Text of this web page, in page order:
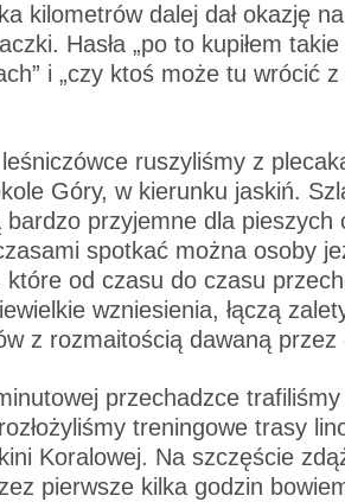
kilometrów dalej dał okazję
Hasła „po to kupiłem
i „czy ktoś może tu wrócić z
ruszyliśmy z
Góry, w kierunku jaskiń.
przyjemne dla pieszych
spotkać można osoby
które od czasu do czasu
wzniesienia, łączą
z rozmaitością dawaną przez
przechadzce
treningowe trasy
Koralowej. Na szczęście
pierwsze kilka godzin